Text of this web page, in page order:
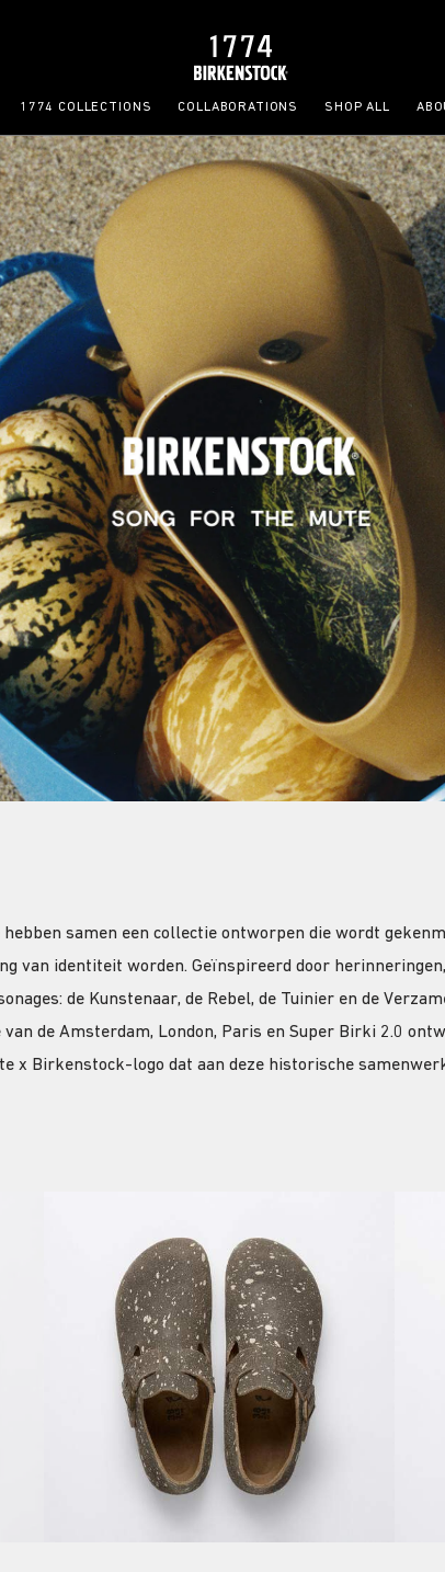
1774 COLLECTIONS COLLABORATIONS SHOP ALL
hebben samen een collectie ontworpen die wordt
van identiteit worden. Geïnspireerd door
de Kunstenaar, de Rebel, de Tuinier en de
de Amsterdam, London, Paris en Super Birki 2.0
x Birkenstock-logo dat aan deze historische